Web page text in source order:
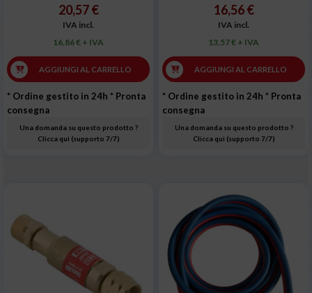
20,57 €
IVA incl.
16,86 € + IVA
AGGIUNGI AL CARRELLO
* Ordine gestito in 24h * Pronta
consegna
Una domanda su questo prodotto ?
Clicca qui (supporto 7/7)
16,56 €
IVA incl.
13,57 € + IVA
AGGIUNGI AL CARRELLO
* Ordine gestito in 24h * Pronta
consegna
Una domanda su questo prodotto ?
Clicca qui (supporto 7/7)